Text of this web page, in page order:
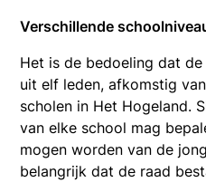
Verschillende
Het is de bedoeling dat
uit elf leden, afkomstig
scholen in Het Hogeland.
van elke school mag
mogen worden van de
belangrijk dat de raad